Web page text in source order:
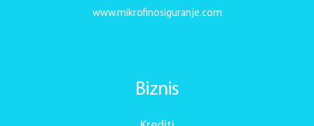
www.mikrofinosiguranje.com
Biznis